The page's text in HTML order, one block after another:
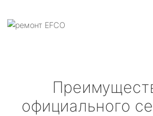
официального